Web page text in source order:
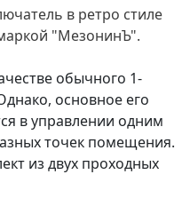
в ретро стиле
"МезонинЪ".
обычного 1-
основное его
в управлении одним
точек помещения.
из двух проходных